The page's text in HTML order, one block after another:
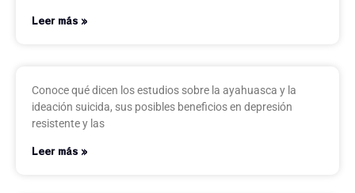
Leer más »
Conoce qué dicen los estudios sobre la ayahuasca y la
ideación suicida, sus posibles beneficios en depresión
resistente y las
Leer más »